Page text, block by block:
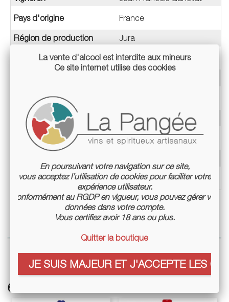
Pays d'origine France
Région de production Jura
Sous-Région Rotalier
Cépage
Millésime 2020
Appellation Côtes du Jura
Conditionnement Bouteille 75cl
6 autres références associées :
La vente d'alcool est interdite aux mineurs
Ce site internet utilise des cookies
En poursuivant votre navigation sur ce site,
vous acceptez l’utilisation de cookies pour faciliter votre
expérience utilisateur.
Conformément au RGDP en vigueur, vous pouvez gérer vos
données dans votre compte.
Vous certifiez avoir 18 ans ou plus.
Quitter la boutique
JE SUIS MAJEUR ET J'ACCEPTE LES